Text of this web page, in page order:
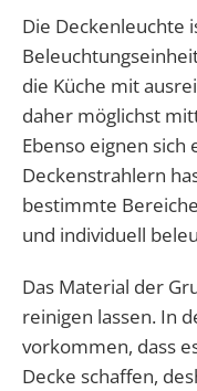
Die Deckenleuchte
die Küche mit
daher möglichst
Ebenso eignen
Deckenstrahlern
bestimmte
und individuell
Das Material der
reinigen lassen. In
vorkommen, dass
Decke schaffen,